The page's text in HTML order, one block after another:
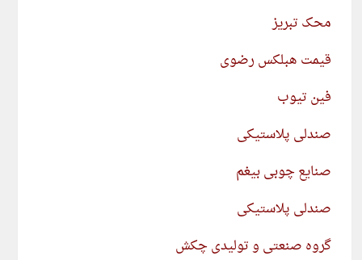
محک تبریز
قیمت هبلکس رضوی
فین تیوب
صندلی پلاستیکی
صنایع چوبی بیغم
صندلی پلاستیکی
گروه صنعتی و تولیدی چکش